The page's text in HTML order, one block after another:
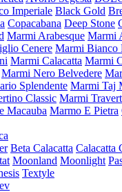
Imperiale Black Gold
Copacabana Deep Stone
Marmi Arabesque Marmi
Cenere Marmi Bianco
Marmi Calacatta Marmi
Marmi Nero Belvedere
Splendente Marmi Taj
Classic Marmi
Macauba Marmo E Pietra
Beta Calacatta Calacatta
Moonland Moonlight
Textyle